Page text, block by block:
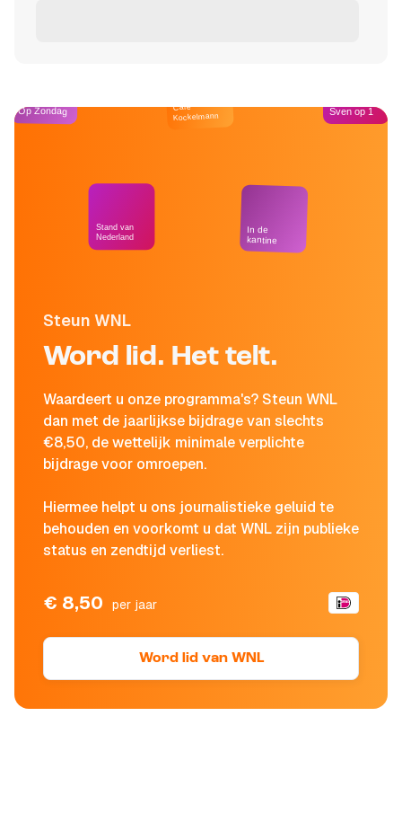
Steun WNL
Word lid. Het telt.
Waardeert u onze programma's? Steun WNL
dan met de jaarlijkse bijdrage van slechts
€8,50, de wettelijk minimale verplichte
bijdrage voor omroepen.
Hiermee helpt u ons journalistieke geluid te
behouden en voorkomt u dat WNL zijn publieke
status en zendtijd verliest.
€ 8,50 per jaar
Word lid van WNL
Op Zondag
Stand van
Nederland
Café
Kockelmann
In de
kantine
Sven op 1